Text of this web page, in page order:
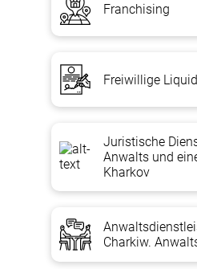
Franchising
Freiwillige
Juristische
Anwalts und
Kharkov
Charkiw.